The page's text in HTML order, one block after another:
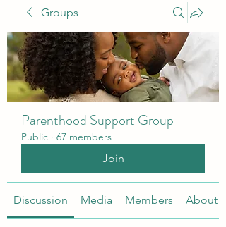
Groups
Parenthood Support Group
Public · 67 members
Join
Discussion Media Members About